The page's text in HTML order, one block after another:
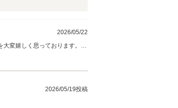
2026/05/22
2026/05/19投稿